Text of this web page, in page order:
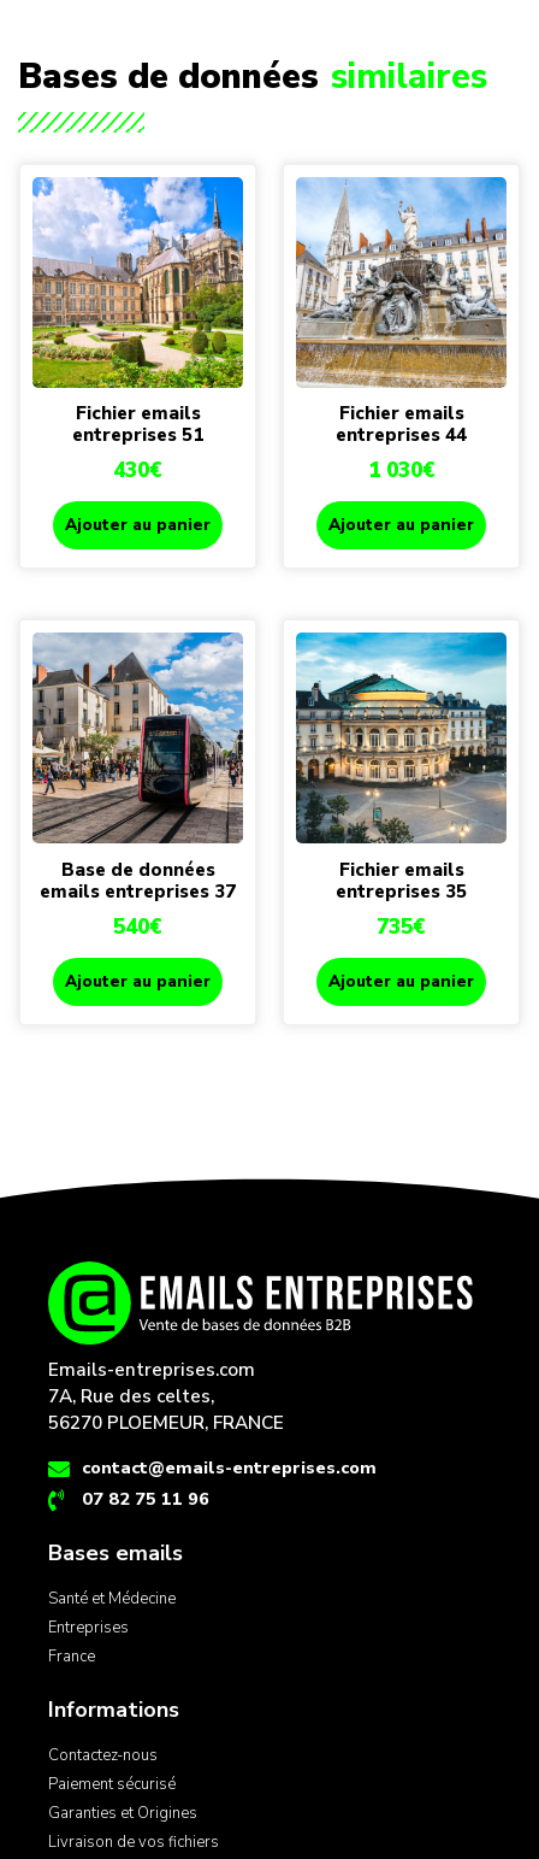
Bases de données similaires
Fichier emails
entreprises 51
430€
Ajouter au panier
Fichier emails
entreprises 44
1 030€
Ajouter au panier
Base de données
emails entreprises 37
540€
Ajouter au panier
Fichier emails
entreprises 35
735€
Ajouter au panier
Emails-entreprises.com
7A, Rue des celtes,
56270 PLOEMEUR, FRANCE
contact@emails-entreprises.com
07 82 75 11 96
Bases emails
Santé et Médecine
Entreprises
France
Informations
Contactez-nous
Paiement sécurisé
Garanties et Origines
Livraison de vos fichiers